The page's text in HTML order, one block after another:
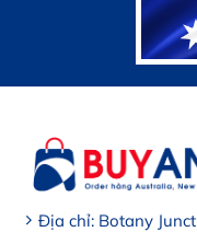
Địa chỉ: Botany